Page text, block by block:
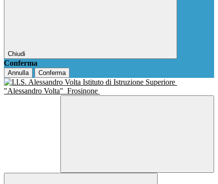
Chiudi
Conferma
Annulla Conferma
Istituto di Istruzione Superiore
"Alessandro Volta" Frosinone